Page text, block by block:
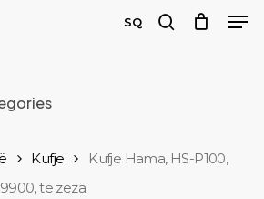
SQ
Kufje
Kufje Hama, HS-P100,
të zeza